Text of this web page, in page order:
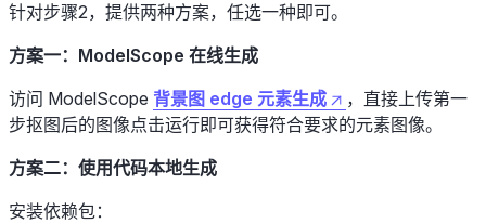
针对步骤2，提供两种方案，任选一种即可。
方案一：ModelScope 在线生成
访问 ModelScope 背景图 edge 元素生成
，直接上传第一
步抠图后的图像点击运行即可获得符合要求的元素图像。
方案二：使用代码本地生成
安装依赖包：